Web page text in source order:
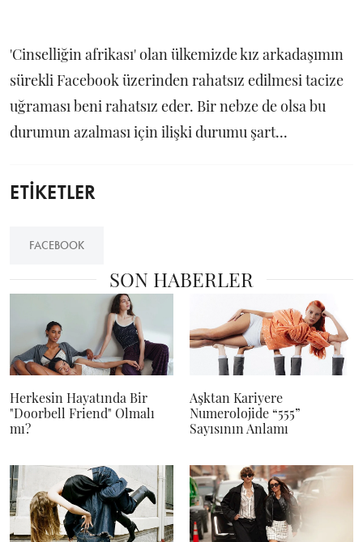
'Cinselliğin afrikası' olan ülkemizde kız arkadaşımın
sürekli Facebook üzerinden rahatsız edilmesi tacize
uğraması beni rahatsız eder. Bir nebze de olsa bu
durumun azalması için ilişki durumu şart...
ETİKETLER
FACEBOOK
SON HABERLER
Herkesin Hayatında Bir
"Doorbell Friend" Olmalı
mı?
Aşktan Kariyere
Numerolojide “555”
Sayısının Anlamı